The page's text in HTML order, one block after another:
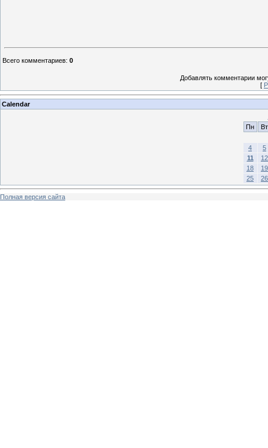
Всего комментариев: 0
Добавлять комментарии
[
Calendar
Пн
Вт
4
5
11
12
18
19
25
26
Полная версия сайта